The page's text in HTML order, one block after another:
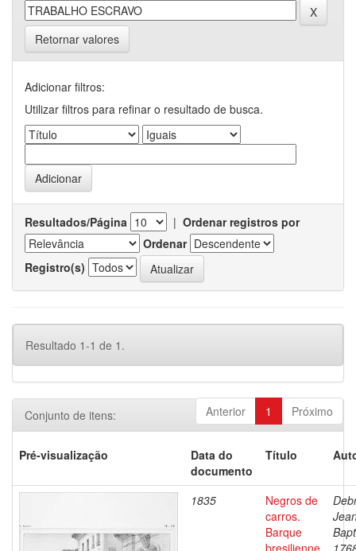
Retornar valores
Adicionar filtros:
Utilizar filtros para refinar o resultado de busca.
Resultados/Página | Ordenar registros por
Ordenar
Registro(s)
Resultado 1-1 de 1.
Anterior 1 Próximo
Conjunto de itens:
Pré-visualização
Data do
documento
Título
1835
Negros de
carros.
Barque
bresilienne